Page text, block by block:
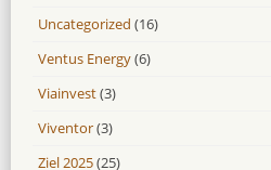
Uncategorized (16)
Ventus Energy(6)
Viainvest(3)
Viventor(3)
Ziel 2025(25)